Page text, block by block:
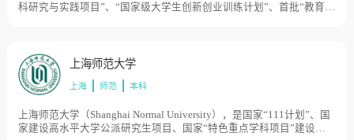
科研究与实践项目”、“国家级大学生创新创业训练计划”、首批“教育部
年更名为天津师范大学。1999年4月，原天津师范大学、天津师范高等
专科学校、天津教育学院合并组建新的天津师范大学。目前学校总体
占地面积3500亩。
上海师范大学
上海 师范 本科
上海师范大学（Shanghai Normal University），是国家“111计划”、国
家建设高水平大学公派研究生项目、国家“特色重点学科项目”建设高